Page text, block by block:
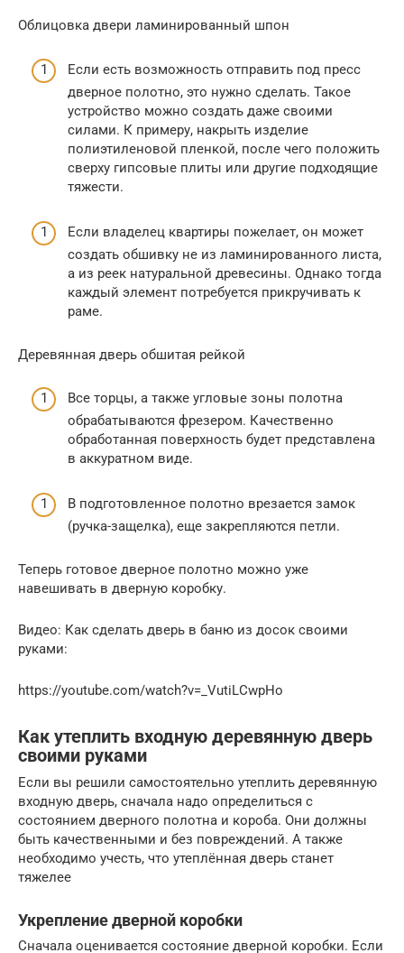
Облицовка двери ламинированный шпон
Если есть возможность отправить под пресс
дверное полотно, это нужно сделать. Такое
устройство можно создать даже своими
силами. К примеру, накрыть изделие
полиэтиленовой пленкой, после чего положить
сверху гипсовые плиты или другие подходящие
тяжести.
Если владелец квартиры пожелает, он может
создать обшивку не из ламинированного листа,
а из реек натуральной древесины. Однако тогда
каждый элемент потребуется прикручивать к
раме.
Деревянная дверь обшитая рейкой
Все торцы, а также угловые зоны полотна
обрабатываются фрезером. Качественно
обработанная поверхность будет представлена
в аккуратном виде.
В подготовленное полотно врезается замок
(ручка-защелка), еще закрепляются петли.
Теперь готовое дверное полотно можно уже
навешивать в дверную коробку.
Видео: Как сделать дверь в баню из досок своими
руками:
https://youtube.com/watch?v=_VutiLCwpHo
Как утеплить входную деревянную дверь
своими руками
Если вы решили самостоятельно утеплить деревянную
входную дверь, сначала надо определиться с
состоянием дверного полотна и короба. Они должны
быть качественными и без повреждений. А также
необходимо учесть, что утеплённая дверь станет
тяжелее
Укрепление дверной коробки
Сначала оценивается состояние дверной коробки. Если